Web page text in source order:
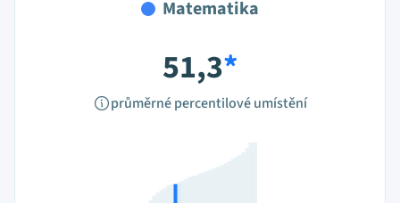
Matematika
51,3*
průměrné percentilové umístění